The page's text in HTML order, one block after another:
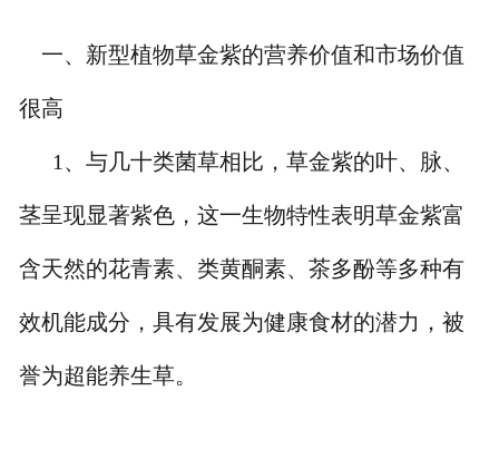
一、新型植物草金紫的营养价值和市场价值
很高
1、 与几十类菌草相比，草金紫的叶、脉、
茎呈现显著紫色，这一生物特性表明草金紫富
含天然的花青素、类黄酮素、茶多酚等多种有
效机能成分，具有发展为健康食材的潜力，被
誉为超能养生草。